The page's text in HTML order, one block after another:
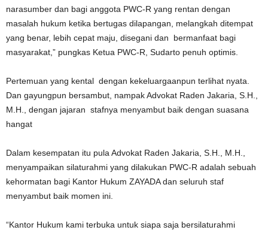
narasumber dan bagi anggota PWC-R yang rentan dengan
masalah hukum ketika bertugas dilapangan, melangkah ditempat
yang benar, lebih cepat maju, disegani dan bermanfaat bagi
masyarakat,” pungkas Ketua PWC-R, Sudarto penuh optimis.
Pertemuan yang kental dengan kekeluargaanpun terlihat nyata.
Dan gayungpun bersambut, nampak Advokat Raden Jakaria, S.H.,
M.H., dengan jajaran stafnya menyambut baik dengan suasana
hangat
Dalam kesempatan itu pula Advokat Raden Jakaria, S.H., M.H.,
menyampaikan silaturahmi yang dilakukan PWC-R adalah sebuah
kehormatan bagi Kantor Hukum ZAYADA dan seluruh staf
menyambut baik momen ini.
“Kantor Hukum kami terbuka untuk siapa saja bersilaturahmi